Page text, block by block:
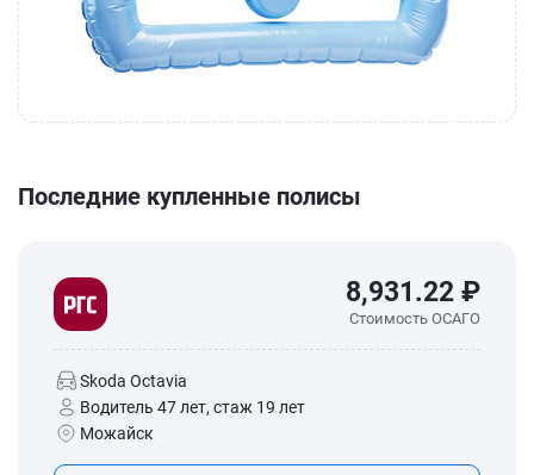
Последние купленные полисы
8,931.22 ₽
Стоимость ОСАГО
Skoda Octavia
Водитель 47 лет, стаж 19 лет
Можайск